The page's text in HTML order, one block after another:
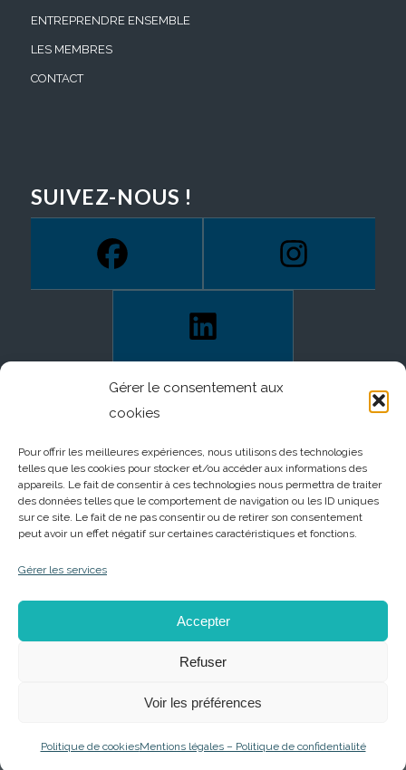
Gérer le consentement aux
cookies
Pour offrir les meilleures expériences, nous utilisons des technologies
telles que les cookies pour stocker et/ou accéder aux informations des
appareils. Le fait de consentir à ces technologies nous permettra de traiter
des données telles que le comportement de navigation ou les ID uniques
sur ce site. Le fait de ne pas consentir ou de retirer son consentement
peut avoir un effet négatif sur certaines caractéristiques et fonctions.
Gérer les services
Accepter
Refuser
Voir les préférences
Politique de cookiesMentions légales – Politique de confidentialité
ENTREPRENDRE ENSEMBLE
LES MEMBRES
CONTACT
SUIVEZ-NOUS !
© Copyright - Entreprendre Ensemble |Mentions Légales - Politique de
DEVENIR MEMBRE